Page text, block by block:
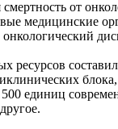
медицинские
единиц